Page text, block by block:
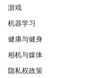
游戏
机器学习
健康与健身
相机与媒体
隐私权政策